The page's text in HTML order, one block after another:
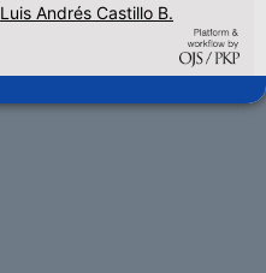
Luis Andrés Castillo B.